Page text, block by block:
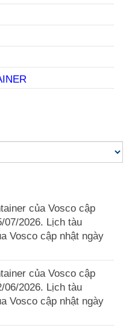
của Vosco cập
07/2026. Lịch tàu
Vosco cập nhật ngày
của Vosco cập
06/2026. Lịch tàu
Vosco cập nhật ngày